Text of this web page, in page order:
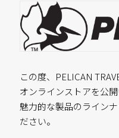
この度、PELICAN
オンラインストアを公開
魅力的な製品のライン
ださい。